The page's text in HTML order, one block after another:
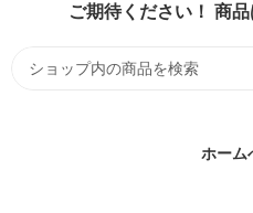
ご期待ください！ 商
ホーム